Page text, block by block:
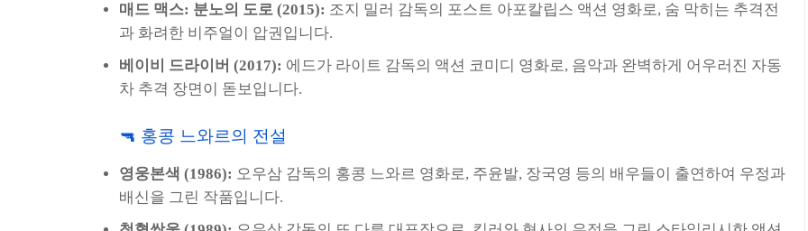
매드 맥스: 분노의 도로 (2015): 조지 밀러 감독의 포스트 아포칼립스 액션 영화로, 숨 막히는 추격전
과 화려한 비주얼이 압권입니다.
베이비 드라이버 (2017): 에드가 라이트 감독의 액션 코미디 영화로, 음악과 완벽하게 어우러진 자동
차 추격 장면이 돋보입니다.
🔫 홍콩 느와르의 전설
영웅본색 (1986): 오우삼 감독의 홍콩 느와르 영화로, 주윤발, 장국영 등의 배우들이 출연하여 우정과
배신을 그린 작품입니다.